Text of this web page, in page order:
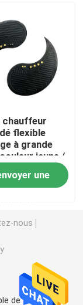
de
commande
chauffeur
flexible
à grande
jaune /
une
nous
de film